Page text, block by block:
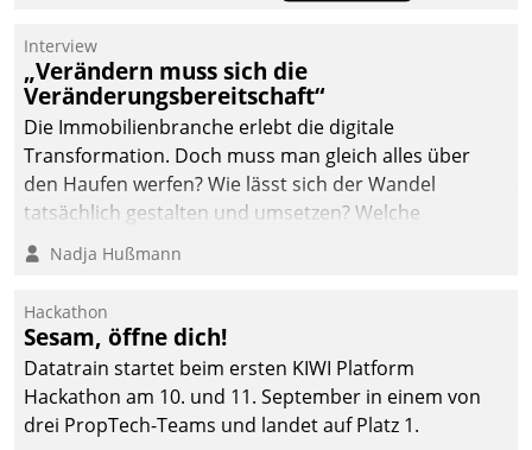
Die monatlichen
Mitteilungen zum
Heizungs- und
Wasserverbrauch gehen
automatisiert, vollständig
und auf Wunsch über
mehrere zuvor
Kommunikationswege bei
Interview
„Verändern muss sich die
Veränderungsbereitschaft“
Die Immobilienbranche erlebt die digitale
Transformation. Doch muss man gleich alles über
den Haufen werfen? Wie lässt sich der Wandel
tatsächlich gestalten und umsetzen? Welche
Argumente zählen wirklich?
Nadja Hußmann
Hackathon
Sesam, öffne dich!
Datatrain startet beim ersten KIWI Platform
Hackathon am 10. und 11. September in einem von
drei PropTech-Teams und landet auf Platz 1.